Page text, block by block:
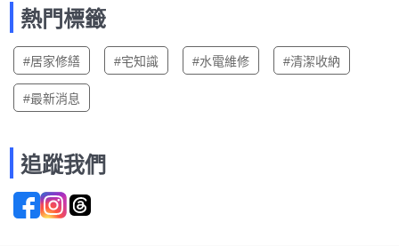
熱門標籤
#居家修繕 #宅知識 #水電維修 #清潔收納
#最新消息
追蹤我們